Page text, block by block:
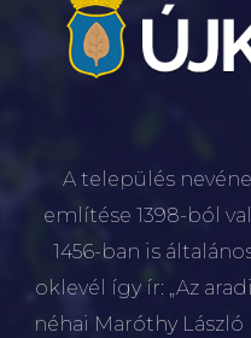
A település
említése 1398-ból
1456-ban is
oklevél így ír: „Az
néhai Maróthy